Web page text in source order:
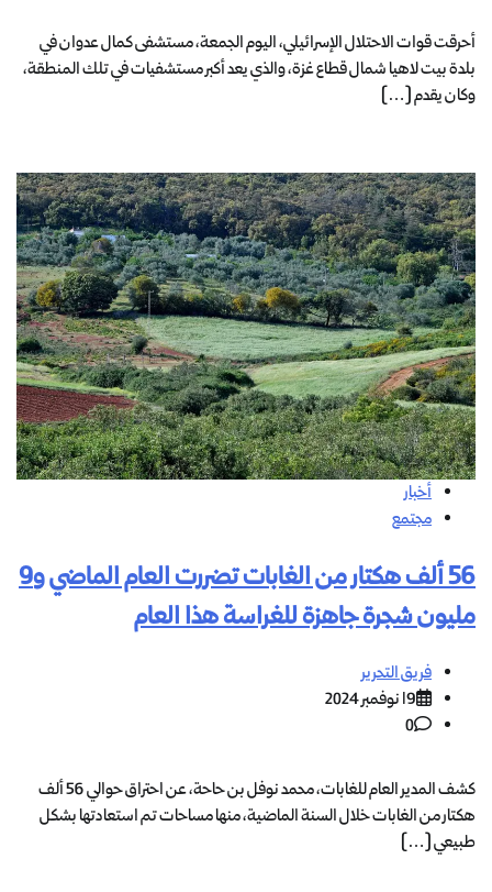
أحرقت قوات الاحتلال الإسرائيلي، اليوم الجمعة، مستشفى كمال عدوان في
بلدة بيت لاهيا شمال قطاع غزة، والذي يعد أكبر مستشفيات في تلك المنطقة،
وكان يقدم […]
أخبار
مجتمع
56 ألف هكتار من الغابات تضررت العام الماضي و9
مليون شجرة جاهزة للغراسة هذا العام
فريق التحرير
19 نوفمبر 2024
0
كشف المدير العام للغابات، محمد نوفل بن حاحة، عن احتراق حوالي 56 ألف
هكتار من الغابات خلال السنة الماضية، منها مساحات تم استعادتها بشكل
طبيعي […]